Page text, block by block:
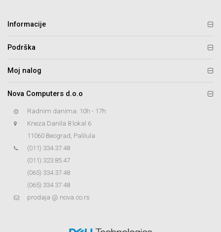
Informacije
Podrška
Moj nalog
Nova Computers d.o.o
Radnim danima: 10h - 17h
Kneza Danila 8 lokal 6
11060 Beograd, Palilula
(011) 334.37.48
(011) 323.85.47
(065) 334.37.48
(065) 334.37.48
prodaja @ nova.co.rs